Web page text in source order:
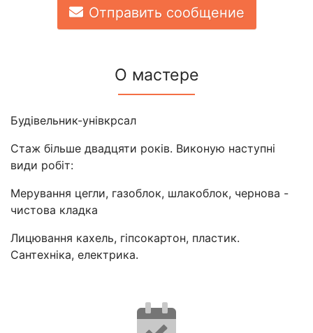
Отправить сообщение
О мастере
Будівельник-унівкрсал
Стаж більше двадцяти років. Виконую наступні
види робіт:
Мерування цегли, газоблок, шлакоблок, чернова -
чистова кладка
Лицювання кахель, гіпсокартон, пластик.
Сантехніка, електрика.